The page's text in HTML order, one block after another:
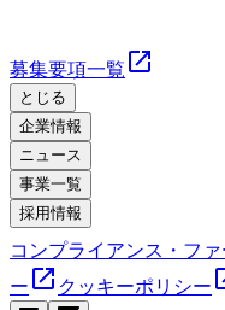
募集要項一覧
とじる
企業情報
ニュース
事業一覧
採用情報
コンプライアンス・フ
ー
クッキーポリシー